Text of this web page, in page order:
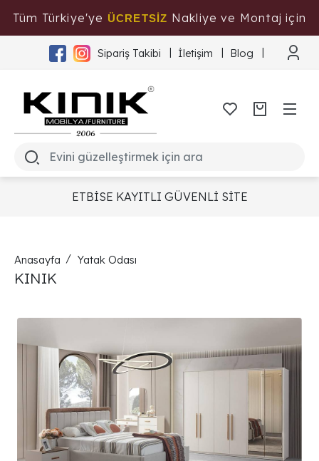
Tüm Türkiye'ye ÜCRETSİZ Nakliye ve Montaj için
Tıklayınız
Sipariş Takibi İletişim Blog
ETBİSE KAYITLI GÜVENLİ SİTE
Anasayfa Yatak Odası
KINIK